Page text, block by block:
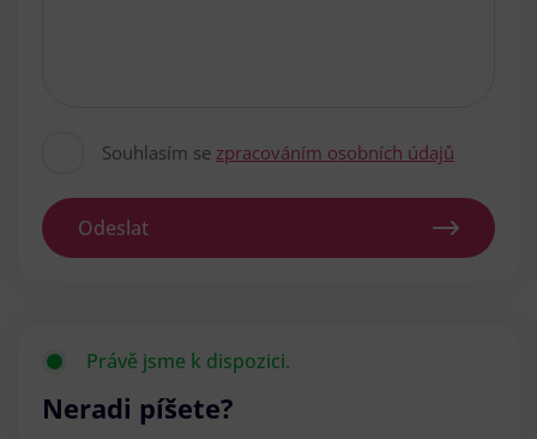
Souhlasím se zpracováním osobních údajů
Odeslat
Právě jsme k dispozici.
Neradi píšete?